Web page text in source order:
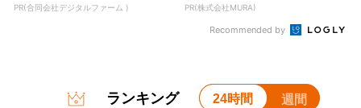
PR(合同会社デジタルファーム ) PR(株式会社MURA)
Recommended by
ランキング 24時間 週間